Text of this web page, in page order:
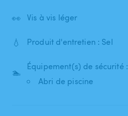
👀 Vis à vis léger
💧 Produit d'entretien : Sel
🏊
Équipement(s) de sécurité :
Abri de piscine